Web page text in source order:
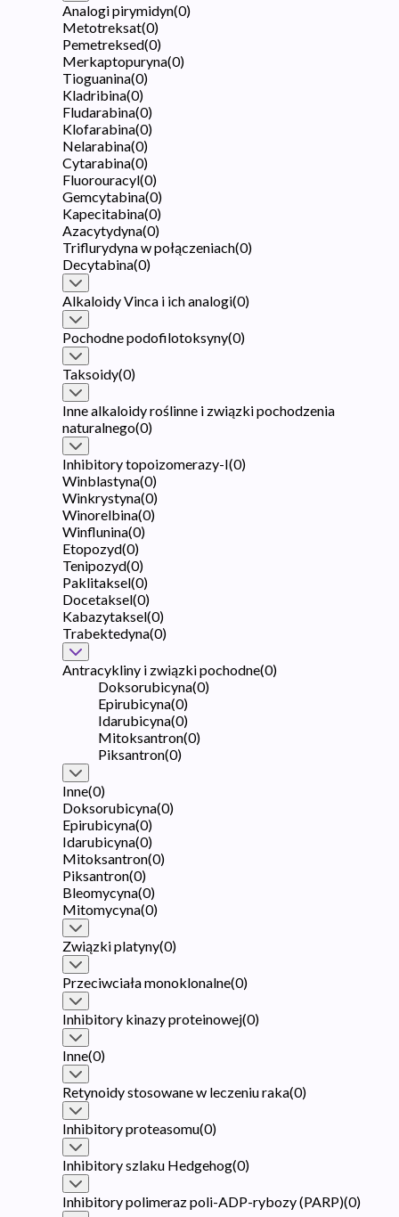
Analogi pirymidyn(0)
Metotreksat(0)
Pemetreksed(0)
Merkaptopuryna(0)
Tioguanina(0)
Kladribina(0)
Fludarabina(0)
Klofarabina(0)
Nelarabina(0)
Cytarabina(0)
Fluorouracyl(0)
Gemcytabina(0)
Kapecitabina(0)
Azacytydyna(0)
Triflurydyna w połączeniach(0)
Decytabina(0)
Alkaloidy Vinca i ich analogi(0)
Pochodne podofilotoksyny(0)
Taksoidy(0)
Inne alkaloidy roślinne i związki pochodzenia
naturalnego(0)
Inhibitory topoizomerazy-I(0)
Winblastyna(0)
Winkrystyna(0)
Winorelbina(0)
Winflunina(0)
Etopozyd(0)
Tenipozyd(0)
Paklitaksel(0)
Docetaksel(0)
Kabazytaksel(0)
Trabektedyna(0)
Antracykliny i związki pochodne(0)
Doksorubicyna(0)
Epirubicyna(0)
Idarubicyna(0)
Mitoksantron(0)
Piksantron(0)
Inne(0)
Doksorubicyna(0)
Epirubicyna(0)
Idarubicyna(0)
Mitoksantron(0)
Piksantron(0)
Bleomycyna(0)
Mitomycyna(0)
Związki platyny(0)
Przeciwciała monoklonalne(0)
Inhibitory kinazy proteinowej(0)
Inne(0)
Retynoidy stosowane w leczeniu raka(0)
Inhibitory proteasomu(0)
Inhibitory szlaku Hedgehog(0)
Inhibitory polimeraz poli-ADP-rybozy (PARP)(0)